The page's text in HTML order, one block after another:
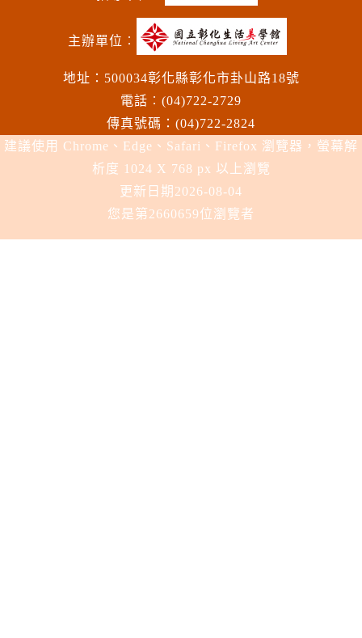
主辦單位︰
地址：500034彰化縣彰化市卦山路18號
電話︰(04)722-2729
傳真號碼：(04)722-2824
建議使用 Chrome、Edge、Safari、Firefox 瀏覽器，螢幕解
析度 1024 X 768 px 以上瀏覽
更新日期 2026-08-04
您是第2660659位瀏覽者